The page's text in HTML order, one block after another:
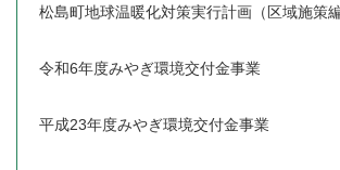
松島町地球温暖化対策実行計画（区域施策編
令和6年度みやぎ環境交付金事業
平成23年度みやぎ環境交付金事業